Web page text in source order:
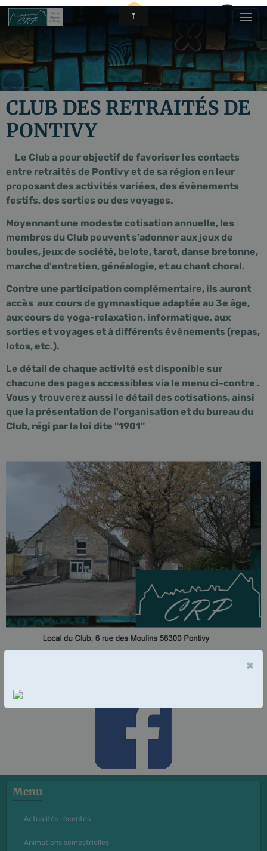
CLUB DES RETRAITÉS DE
PONTIVY
Le Club a pour objectif de favoriser les contacts
entre retraités de Pontivy et de sa région en leur
proposant des activités variées, des évènements
festifs, des sorties ou des voyages.
Moyennant une modeste cotisation annuelle, les
membres du Club peuvent s'adonner aux jeux de
boules, jeux de société, belote, tarot, danse bretonne,
marche d'entretien, généalogie, et au chant choral.
Contre une participation complémentaire, ils auront
accès aux cours de gymnastique adaptée au 3e âge,
aux cours de yoga-relaxation, informatique, aux
sorties et voyages et à différents évènements (repas,
lotos, etc.).
Le détail de chaque activité est disponible sur
chacune des pages accessibles via le menu ci-contre .
Vous y trouverez aussi le détail des cotisations, ainsi
que la présentation de l'organisation et du bureau du
Club, régi par la loi dite "1901"
Menu
Actualités récentes
Animations semestrielles
×